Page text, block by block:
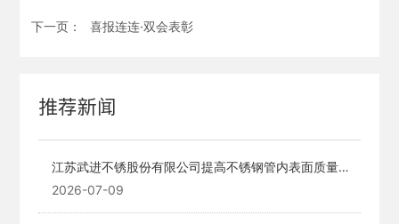
投资者关系
下一页： 喜报连连·双会表彰
推荐新闻
江苏武进不锈股份有限公司提高不锈钢管内表面质量的
技术改造项目公示稿
2026-07-09